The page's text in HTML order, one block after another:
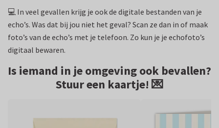
💻 In veel gevallen krijg je ook de digitale bestanden van je
echo’s. Was dat bij jou niet het geval? Scan ze dan in of maak
foto’s van de echo’s met je telefoon. Zo kun je je echofoto’s
digitaal bewaren.
Is iemand in je omgeving ook bevallen?
Stuur een kaartje! 💌